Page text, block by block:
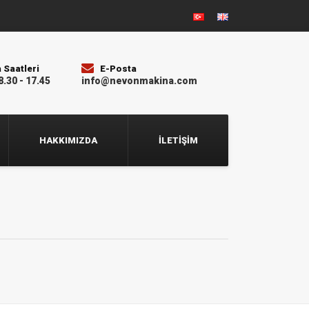
HAKKIMIZDA İLETIŞIM
Saatleri
- 17.45
E-Posta
info@nevonmakina.com